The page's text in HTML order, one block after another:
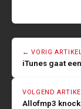
← VORIG
iTunes gaat
VOLGEND
Allofmp3